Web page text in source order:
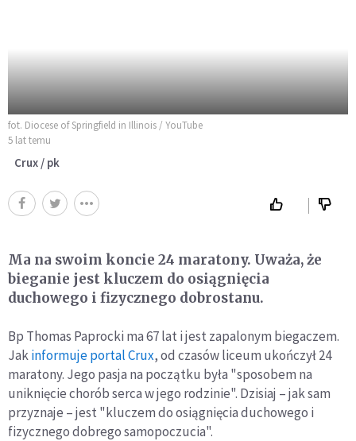
fot. Diocese of Springfield in Illinois / YouTube
5 lat temu
Crux / pk
Ma na swoim koncie 24 maratony. Uważa, że
bieganie jest kluczem do osiągnięcia
duchowego i fizycznego dobrostanu.
Bp Thomas Paprocki ma 67 lat i jest zapalonym biegaczem.
Jakinformuje portal Crux, od czasów liceum ukończył 24
maratony. Jego pasja na początku była "sposobem na
uniknięcie chorób serca w jego rodzinie". Dzisiaj – jak sam
przyznaje – jest "kluczem do osiągnięcia duchowego i
fizycznego dobrego samopoczucia".